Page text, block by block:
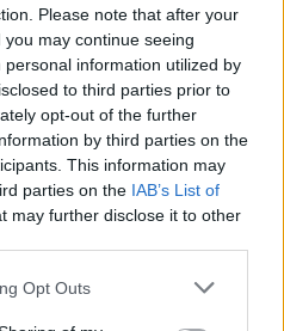
Please note that after your
may continue seeing
information utilized by
to third parties prior to
opt-out of the further
by third parties on the
This information may
parties on the IAB’s List of
may further disclose it to other
Opt Outs